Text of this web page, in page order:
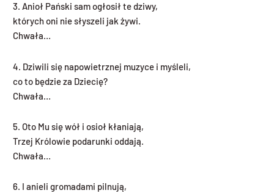
3. Anioł Pański sam ogłosił te dziwy,
których oni nie słyszeli jak żywi.
Chwała…
4. Dziwili się napowietrznej muzyce i myśleli,
co to będzie za Dziecię?
Chwała…
5. Oto Mu się wół i osioł kłaniają,
Trzej Królowie podarunki oddają.
Chwała…
6. I anieli gromadami pilnują,